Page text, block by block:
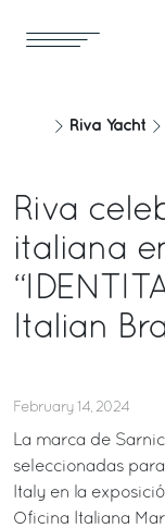
Riva Yacht
Riva
italiana
Italian
February 14, 2024
La marca de
seleccionadas
Italy en la
Oficina Italiana